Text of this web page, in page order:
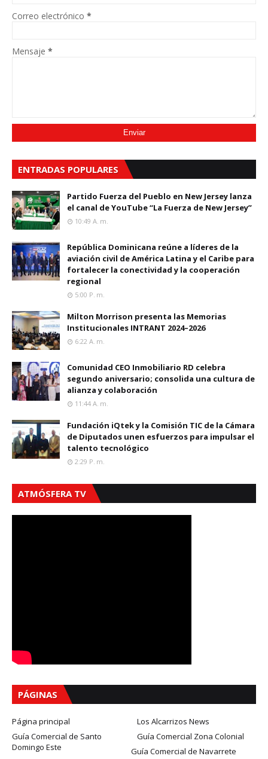
Correo electrónico *
Mensaje *
ENTRADAS POPULARES
Partido Fuerza del Pueblo en New Jersey lanza
el canal de YouTube “La Fuerza de New Jersey”
10:49 A. M.
República Dominicana reúne a líderes de la
aviación civil de América Latina y el Caribe para
fortalecer la conectividad y la cooperación
regional
5:00 P. M.
Milton Morrison presenta las Memorias
Institucionales INTRANT 2024–2026
6:22 A. M.
Comunidad CEO Inmobiliario RD celebra
segundo aniversario; consolida una cultura de
alianza y colaboración
11:44 A. M.
Fundación iQtek y la Comisión TIC de la Cámara
de Diputados unen esfuerzos para impulsar el
talento tecnológico
2:29 P. M.
ATMÓSFERA TV
PÁGINAS
Página principal
Los Alcarrizos News
Guía Comercial de Santo
Domingo Este
Guía Comercial Zona Colonial
Guía Comercial de Navarrete